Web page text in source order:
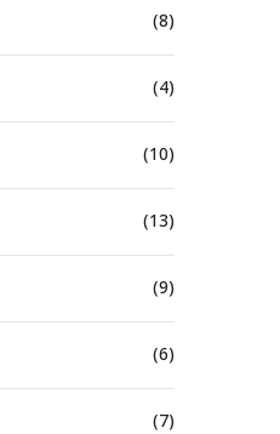
(8)
(4)
(10)
(13)
(9)
(6)
(7)